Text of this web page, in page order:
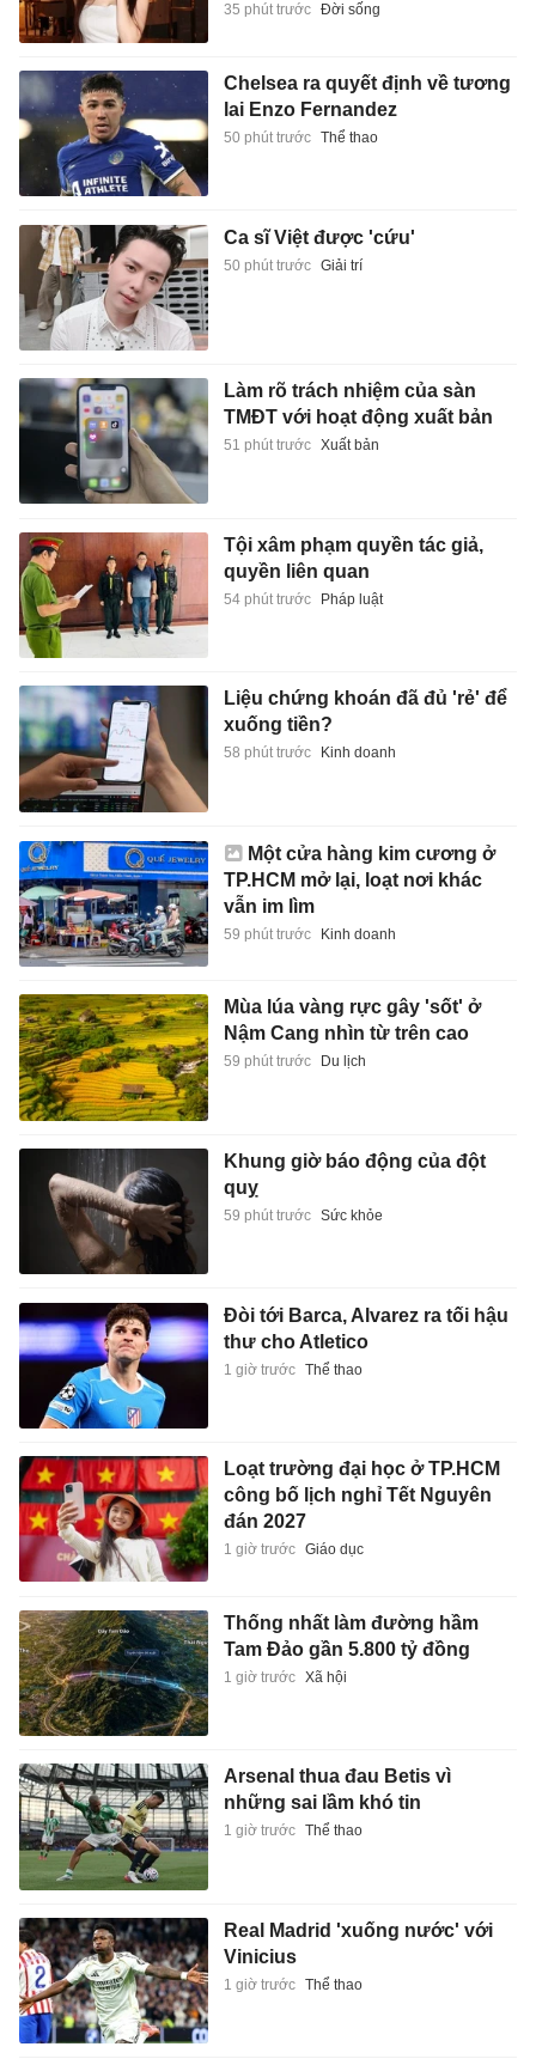
35 phút trước Đời sống
Chelsea ra quyết định về tương
lai Enzo Fernandez
50 phút trước Thể thao
Ca sĩ Việt được 'cứu'
50 phút trước Giải trí
Làm rõ trách nhiệm của sàn
TMĐT với hoạt động xuất bản
51 phút trước Xuất bản
Tội xâm phạm quyền tác giả,
quyền liên quan
54 phút trước Pháp luật
Liệu chứng khoán đã đủ 'rẻ' để
xuống tiền?
58 phút trước Kinh doanh
Một cửa hàng kim cương ở
TP.HCM mở lại, loạt nơi khác
vẫn im lìm
59 phút trước Kinh doanh
Mùa lúa vàng rực gây 'sốt' ở
Nậm Cang nhìn từ trên cao
59 phút trước Du lịch
Khung giờ báo động của đột
quỵ
59 phút trước Sức khỏe
Đòi tới Barca, Alvarez ra tối hậu
thư cho Atletico
1 giờ trước Thể thao
Loạt trường đại học ở TP.HCM
công bố lịch nghỉ Tết Nguyên
đán 2027
1 giờ trước Giáo dục
Thống nhất làm đường hầm
Tam Đảo gần 5.800 tỷ đồng
1 giờ trước Xã hội
Arsenal thua đau Betis vì
những sai lầm khó tin
1 giờ trước Thể thao
Real Madrid 'xuống nước' với
Vinicius
1 giờ trước Thể thao